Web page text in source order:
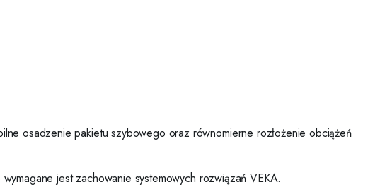
osadzenie pakietu szybowego oraz równomierne rozłożenie obciążeń
jest zachowanie systemowych rozwiązań VEKA.